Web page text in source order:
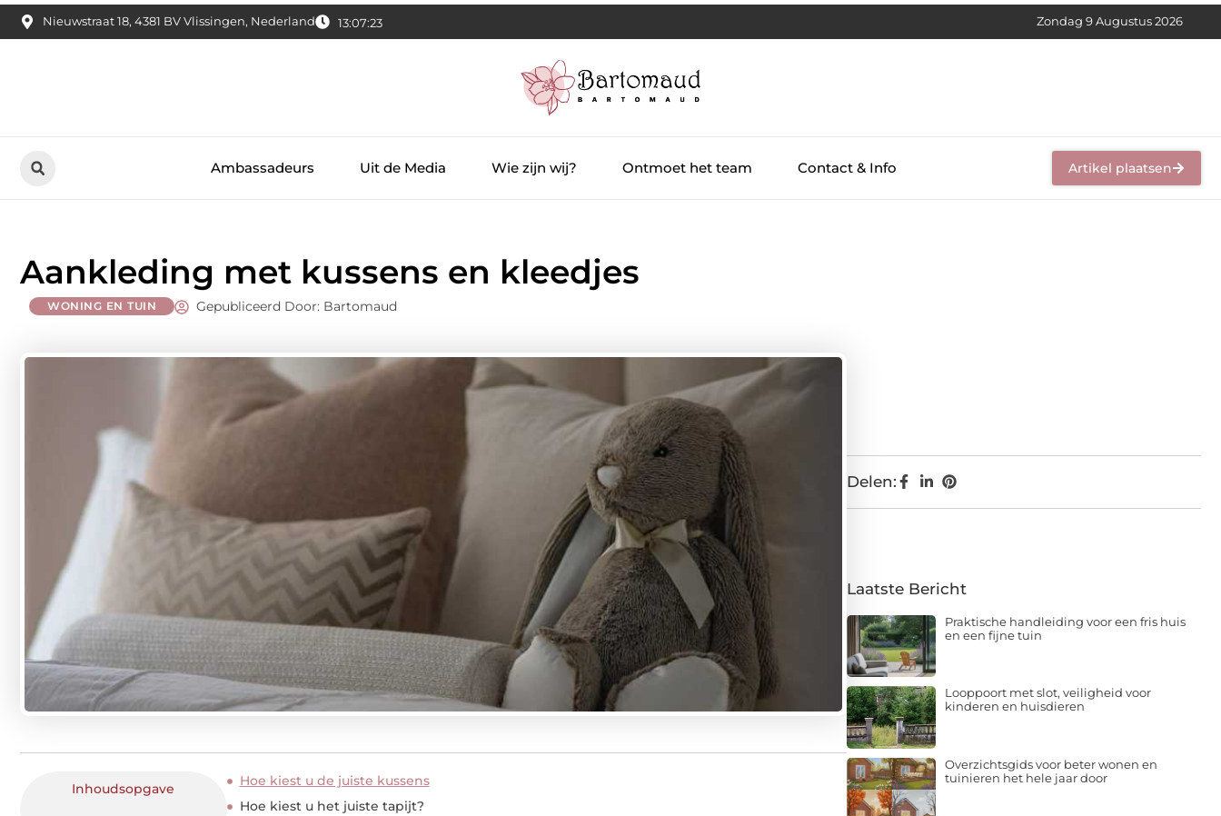
Nieuwstraat 18, 4381 BV Vlissingen, Nederland 13:07:24 Zondag 9 Augustus 2026
Ambassadeurs Uit de Media Wie zijn wij? Ontmoet het team Contact & Info Artikel plaatsen
Aankleding met kussens en kleedjes
WONING EN TUIN Gepubliceerd Door: Bartomaud
Inhoudsopgave
Hoe kiest u de juiste kussens
Hoe kiest u het juiste tapijt?
Delen:
Laatste Bericht
Praktische handleiding voor een fris huis
en een fijne tuin
Looppoort met slot, veiligheid voor
kinderen en huisdieren
Overzichtsgids voor beter wonen en
tuinieren het hele jaar door